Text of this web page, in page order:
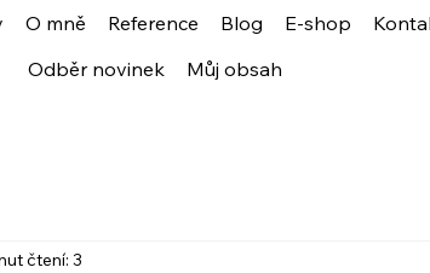
O mně Reference Blog E-shop
Odběr novinek
Můj obsah
čtení: 3